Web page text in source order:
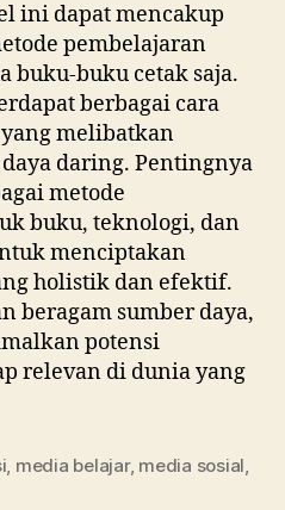
ini dapat mencakup
pembelajaran
buku-buku cetak saja.
berbagai cara
melibatkan
daring. Pentingnya
metode
buku, teknologi, dan
menciptakan
holistik dan efektif.
beragam sumber daya,
potensi
relevan di dunia yang
, media belajar, media sosial,